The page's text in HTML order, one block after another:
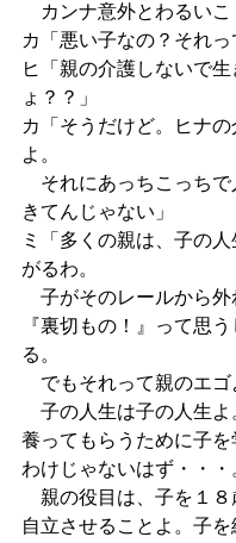
カンナ意外とわるいこ
カ「悪い子なの？それっ
ヒ「親の介護しないで生
ょ？？」
カ「そうだけど。ヒナ
よ。
それにあっちこっちで
きてんじゃない」
ミ「多くの親は、子の
がるわ。
子がそのレールから外
『裏切もの！』って思
る。
でもそれって親のエゴ
子の人生は子の人生よ
養ってもらうために子を
わけじゃないはず・・・
親の役目は、子を１８
自立させることよ。子を